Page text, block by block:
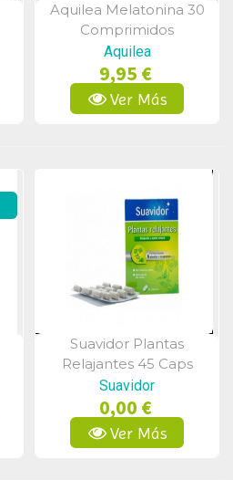
Vista Rápida
Aquilea Melatonina 30
Comprimidos
Aquilea
9,95 €
Ver Más
Vista Rápida
Suavidor Plantas
Relajantes 45 Caps
Suavidor
0,00 €
Ver Más